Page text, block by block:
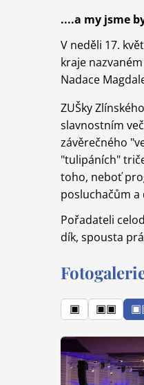
....a my jsme
V neděli 17.
kraje
Nadace
ZUŠky
slavnostním
závěrečného
"tulipáních"
toho, neboť
posluchačům a
Pořadateli
dík, spousta
▣ ▣▣